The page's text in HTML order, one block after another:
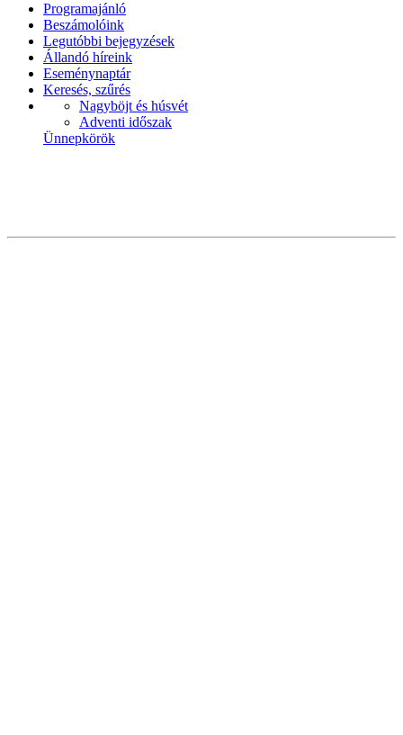
Programajánló
Beszámolóink
Legutóbbi bejegyzések
Állandó híreink
Eseménynaptár
Keresés, szűrés
Nagyböjt és húsvét
Adventi időszak
Ünnepkörök